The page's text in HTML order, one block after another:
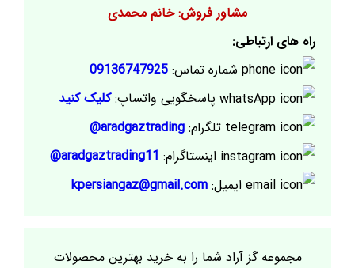
مشاور فروش: خانم محمدی
راه های ارتباطی:
شماره تماس: 09136747925
پاسخگویی واتساپ:کلیک کنید
تلگرام: aradgaztrading@
اینستاگرام: aradgaztrading11@
ایمیل: kpersiangaz@gmail.com
مجموعه گز آراد شما را به خرید بهترین محصولات